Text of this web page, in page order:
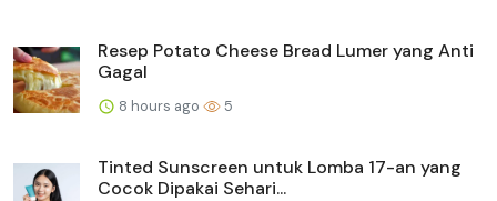
Resep Potato Cheese Bread Lumer yang Anti
Gagal
8 hours ago 5
Tinted Sunscreen untuk Lomba 17-an yang
Cocok Dipakai Sehari...